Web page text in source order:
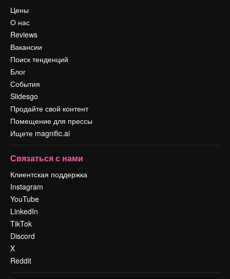
Цены
О нас
Reviews
Вакансии
Поиск тенденций
Блог
События
Slidesgo
Продайте свой контент
Помещение для прессы
Ищете magnific.ai
Связаться с нами
Клиентская поддержка
Instagram
YouTube
LinkedIn
TikTok
Discord
X
Reddit